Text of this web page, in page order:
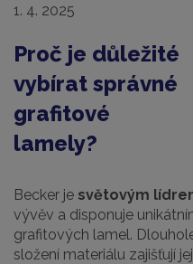
1. 4. 2025
Proč je důležité
vybírat správné
grafitové
lamely?
Becker je světovým
vývěv a disponuje
grafitových lamel.
složení materiálu zajišťují